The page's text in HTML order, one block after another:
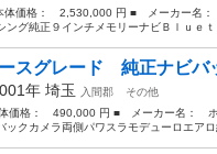
価格： 2,530,000 円 ■ メーカー名
純正９インチメモリーナビＢｌｕｅｔ
スグレード 純正ナビバ
年 埼玉 入間郡
その他
価格： 490,000 円 ■ メーカー名：
クカメラ両側パワスラモデューロエア